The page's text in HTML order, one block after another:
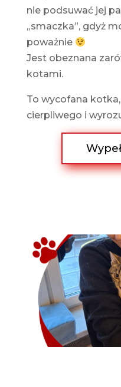
nie podsuwać jej
„smaczka”, gdyż
poważnie
Jest obeznana
kotami.
To wycofana
cierpliwego i